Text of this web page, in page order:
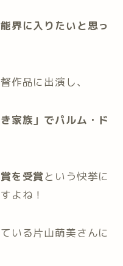
界に入りたいと思っ
作品に出演し、
き家族」でパルム・ド
を受賞という快挙に
よね！
いる片山萌美さんに